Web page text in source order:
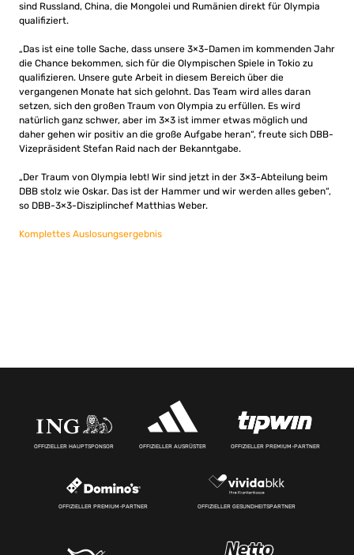
sind Russland, China, die Mongolei und Rumänien direkt für Olympia
qualifiziert.
„Das ist eine tolle Sache, dass unsere 3×3-Damen im kommenden Jahr
die Chance bekommen, sich für die Olympischen Spiele in Tokio zu
qualifizieren. Unsere gute Arbeit in diesem Bereich über die
vergangenen Monate hat sich gelohnt. Das Team wird alles daran
setzen, sich den großen Traum von Olympia zu erfüllen. Es wird
natürlich ganz schwer, aber im 3×3 ist immer etwas möglich und
daher gehen wir positiv an die große Aufgabe heran“, freute sich DBB-
Vizepräsident Stefan Raid nach der Bekanntgabe.
„Der Traum von Olympia lebt! Wir sind jetzt in der 3×3-Abteilung beim
DBB stolz wie Oskar. Das ist der Hammer und wir werden alles geben“,
so DBB-3×3-Disziplinchef Matthias Weber.
Komplettes Auslosungsergebnis
OFFIZIELLER HAUPTSPONSOR OFFIZIELLER AUSRÜSTER OFFIZIELLER PREMIUM-PARTNER
OFFIZIELLER PREMIUM-PARTNER OFFIZIELLER GESUNDHEITSPARTNER